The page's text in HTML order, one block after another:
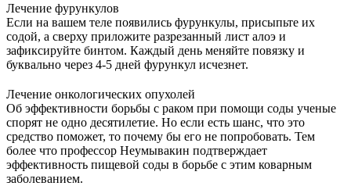
Лечение фурункулов
Если на вашем теле появились фурункулы, присыпьте их
содой, а сверху приложите разрезанный лист алоэ и
зафиксируйте бинтом. Каждый день меняйте повязку и
буквально через 4-5 дней фурункул исчезнет.
Лечение онкологических опухолей
Об эффективности борьбы с раком при помощи соды ученые
спорят не одно десятилетие. Но если есть шанс, что это
средство поможет, то почему бы его не попробовать. Тем
более что профессор Неумывакин подтверждает
эффективность пищевой соды в борьбе с этим коварным
заболеванием.